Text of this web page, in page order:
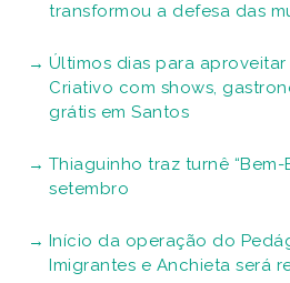
transformou a defesa das
Últimos dias para aproveitar
Criativo com shows,
grátis em Santos
Thiaguinho traz turnê
setembro
Início da operação do
Imigrantes e Anchieta será